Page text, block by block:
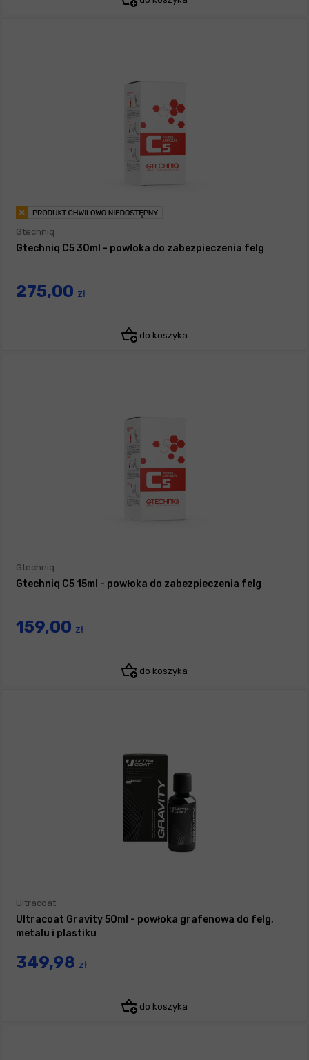
Gtechniq
Gtechniq C5 30ml - powłoka do zabezpieczenia felg
275,00 zł
do koszyka
Gtechniq
Gtechniq C5 15ml - powłoka do zabezpieczenia felg
159,00 zł
do koszyka
Ultracoat
Ultracoat Gravity 50ml - powłoka grafenowa do felg,
metalu i plastiku
349,98 zł
do koszyka